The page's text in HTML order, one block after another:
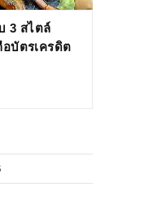
3 สไตล์
บัตรเครดิต